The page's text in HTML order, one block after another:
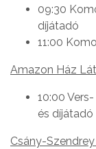
09:30
díjátadó
11:00
Amazon Ház
10:00
és díjátadó
Csány-